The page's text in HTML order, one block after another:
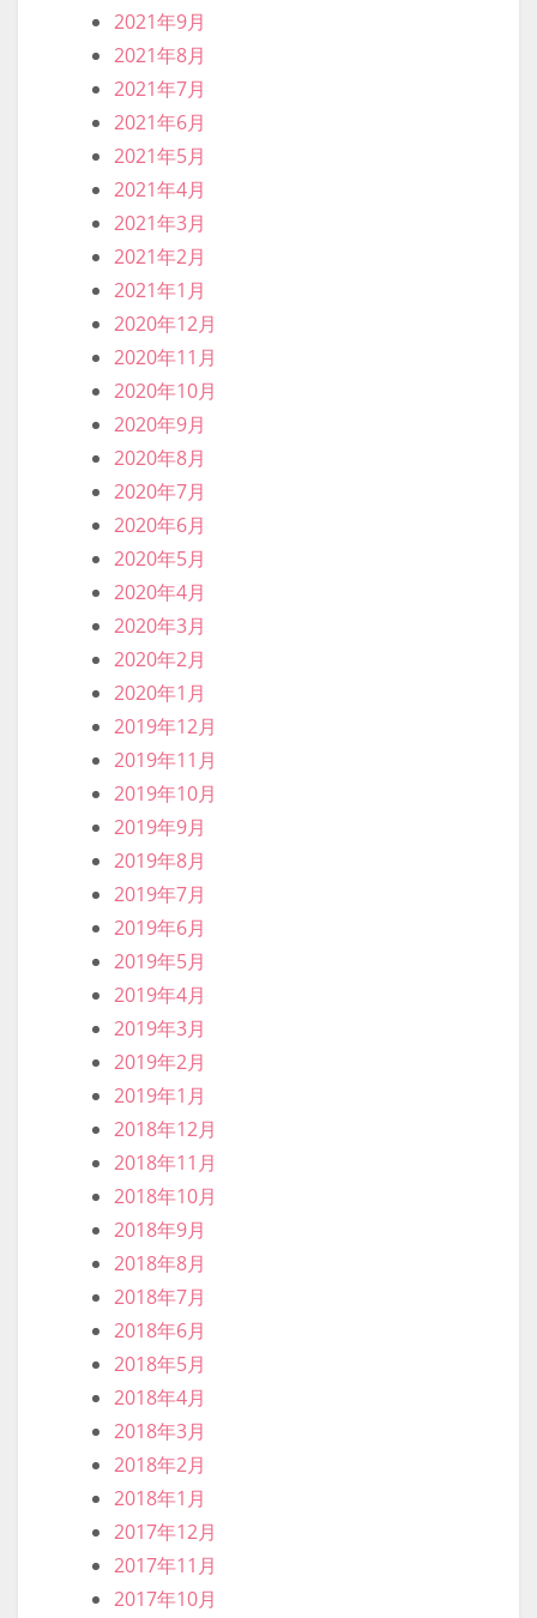
2021年9月
2021年8月
2021年7月
2021年6月
2021年5月
2021年4月
2021年3月
2021年2月
2021年1月
2020年12月
2020年11月
2020年10月
2020年9月
2020年8月
2020年7月
2020年6月
2020年5月
2020年4月
2020年3月
2020年2月
2020年1月
2019年12月
2019年11月
2019年10月
2019年9月
2019年8月
2019年7月
2019年6月
2019年5月
2019年4月
2019年3月
2019年2月
2019年1月
2018年12月
2018年11月
2018年10月
2018年9月
2018年8月
2018年7月
2018年6月
2018年5月
2018年4月
2018年3月
2018年2月
2018年1月
2017年12月
2017年11月
2017年10月